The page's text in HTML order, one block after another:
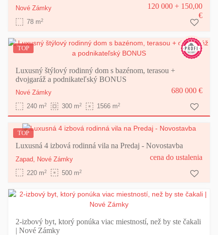
Nové Zámky
78 m2
120 000 + 150,00
€
TOP
Luxusný štýlový rodinný dom s bazénom, terasou +
dvojgaráž a podnikateľský BONUS
Nové Zámky
240 m2 300 m2 1566 m2
680 000 €
TOP
Luxusná 4 izbová rodinná vila na Predaj - Novostavba
Zapad, Nové Zámky
220 m2 500 m2
cena do ustalenia
2-izbový byt, ktorý ponúka viac miestností, než by ste čakali
| Nové Zámky